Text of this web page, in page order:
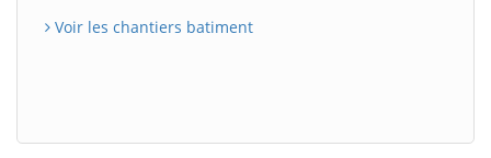
Voir les chantiers batiment